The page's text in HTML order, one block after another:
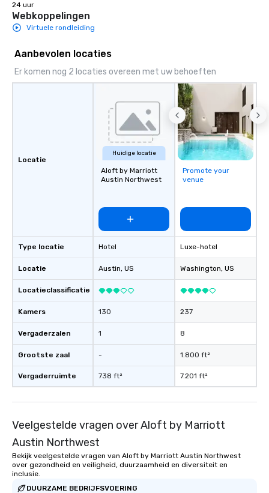
24 uur
Webkoppelingen
Virtuele rondleiding
Aanbevolen locaties
Er komen nog 2 locaties overeen met uw behoeften
Locatie
Type locatie
Locatie
Locatieclassificatie
Kamers
Vergaderzalen
Grootste zaal
Vergaderruimte
Huidige locatie
Aloft by Marriott
Austin Northwest
Hotel
Austin, US
130
1
-
738 ft²
Promote your
venue
Luxe-hotel
Washington, US
237
8
1.800 ft²
7.201 ft²
Veelgestelde vragen over Aloft by Marriott
Austin Northwest
Bekijk veelgestelde vragen van Aloft by Marriott Austin Northwest
over gezondheid en veiligheid, duurzaamheid en diversiteit en
inclusie.
DUURZAME BEDRIJFSVOERING